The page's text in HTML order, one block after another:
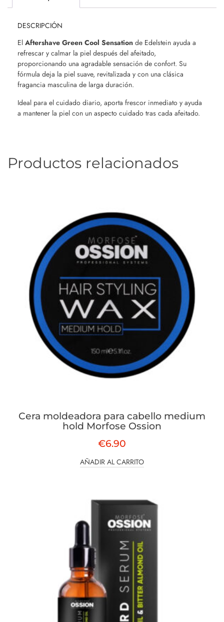
DESCRIPCIÓN
El Aftershave Green Cool Sensation de Edelstein ayuda a
refrescar y calmar la piel después del afeitado,
proporcionando una agradable sensación de confort. Su
fórmula deja la piel suave, revitalizada y con una clásica
fragancia masculina de larga duración.
Ideal para el cuidado diario, aporta frescor inmediato y ayuda
a mantener la piel con un aspecto cuidado tras cada afeitado.
Productos relacionados
Cera moldeadora para cabello medium
hold Morfose Ossion
€6.90
AÑADIR AL CARRITO